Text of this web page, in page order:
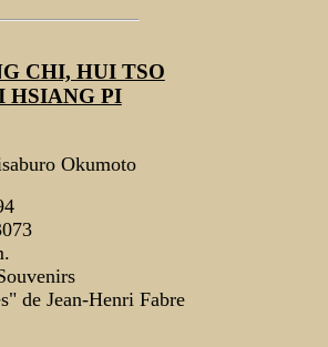
CHI, HUI TSO
HSIANG PI
Okumoto
de Jean-Henri Fabre